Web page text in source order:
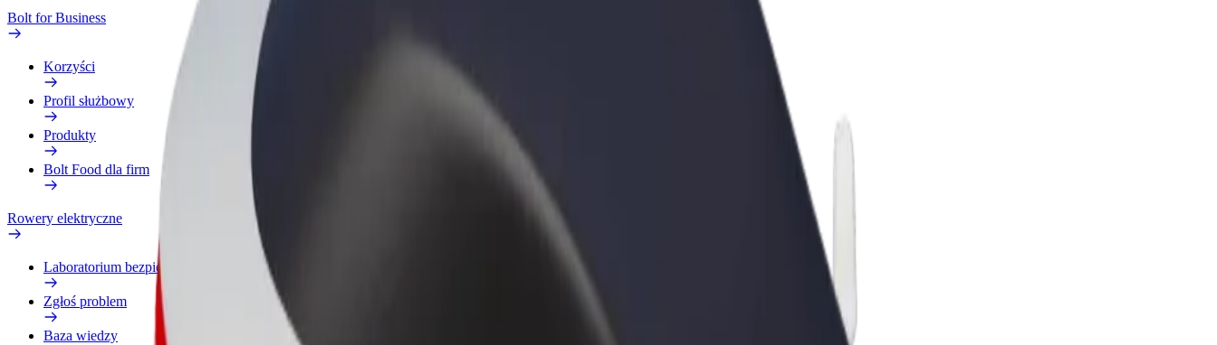
Bolt for Business
Korzyści
Profil służbowy
Produkty
Bolt Food dla firm
Rowery elektryczne
Laboratorium bezpieczeństwa
Zgłoś problem
Baza wiedzy